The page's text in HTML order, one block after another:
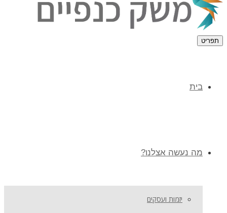
תפריט
בית
מה נעשה אצלנו?
יזמות ועסקים